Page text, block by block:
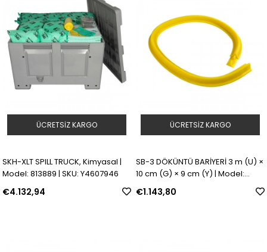
SKH-XLT SPILL TRUCK, Kimyasal |
Model: 813889 | SKU: Y4607946
€4.132,94
ÜCRETSIZ KARGO
SB-3 DÖKÜNTÜ BARİYERİ 3 m (U) ×
10 cm (G) × 9 cm (Y) | Model:
€1.143,80
ÜCRETSIZ KARGO